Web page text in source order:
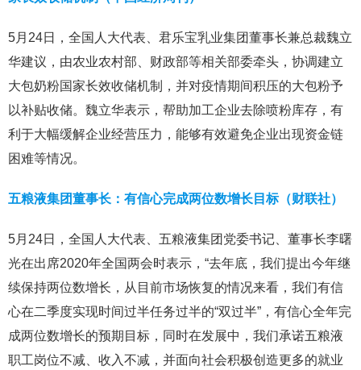
5月24日，全国人大代表、君乐宝乳业集团董事长兼总裁魏立
华建议，由农业农村部、财政部等相关部委牵头，协调建立
大包奶粉国家长效收储机制，并对疫情期间积压的大包粉予
以补贴收储。魏立华表示，帮助加工企业去除喷粉库存，有
利于大幅缓解企业经营压力，能够有效避免企业出现资金链
困难等情况。
五粮液集团董事长：有信心完成两位数增长目标（财联社）
5月24日，全国人大代表、五粮液集团党委书记、董事长李曙
光在出席2020年全国两会时表示，“去年底，我们提出今年继
续保持两位数增长，从目前市场恢复的情况来看，我们有信
心在二季度实现时间过半任务过半的“双过半”，有信心全年完
成两位数增长的预期目标，同时在发展中，我们承诺五粮液
职工岗位不减、收入不减，并面向社会积极创造更多的就业